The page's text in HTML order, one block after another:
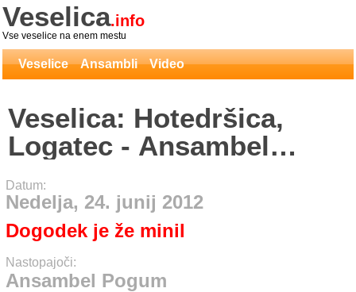
Veselica.info
Vse veselice na enem mestu
Veselice Ansambli Video
Veselica: Hotedršica,
Logatec - Ansambel
Pogum
Datum:
Nedelja, 24. junij 2012
Dogodek je že minil
Nastopajoči:
Ansambel Pogum